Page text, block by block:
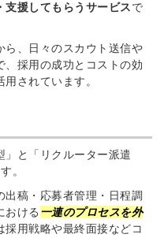
支援してもらうサービスで
ら、日々のスカウト送信や
、採用の成功とコストの効
されています。
と「リクルーター派遣
。
稿・応募者管理・日程調
おける 一連のプロセスを外
採用戦略や最終面接などコ